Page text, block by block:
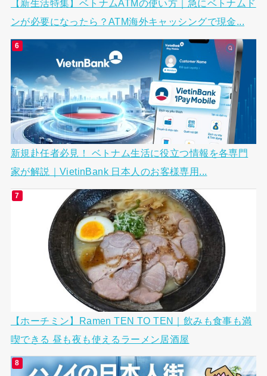
【新生活特集】ベトナムATMの使い方｜急にベトナムド
ンが必要になったら？ATM海外キャッシングで現金...
新規赴任者必見！ ベトナム生活に役立つ情報を各専門
家が解説｜VietinBank 日本人のお客様専用...
【ホーチミン】Ramen TEN TO TEN｜飲みも食事も満
喫できる 昼も夜も使えるラーメン居酒屋